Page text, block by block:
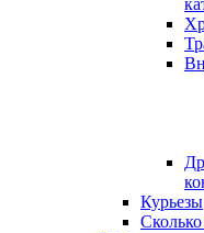
Курьезы